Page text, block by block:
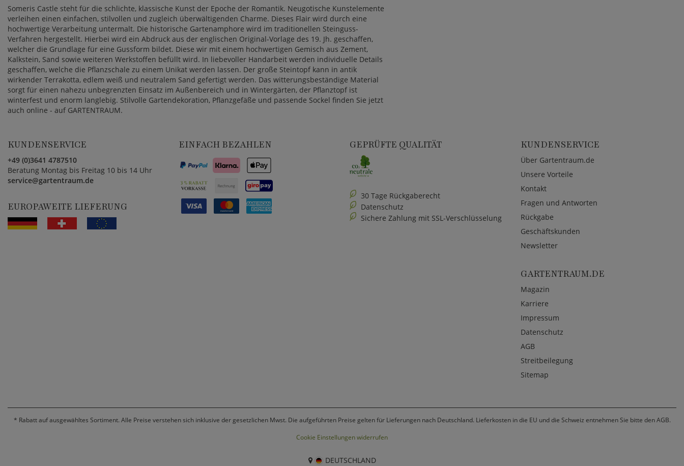
Someris Castle steht für die schlichte, klassische Kunst der Epoche der Romantik. Neugotische Kunstelemente
verleihen einen einfachen, stilvollen und zugleich überwältigenden Charme. Dieses Flair wird durch eine
hochwertige Verarbeitung untermalt. Die historische Gartenamphore wird im traditionellen Steinguss-
Verfahren hergestellt. Hierbei wird ein Abdruck aus der englischen Original-Vorlage des 19. Jh. geschaffen,
welcher die Grundlage für eine Gussform bildet. Diese wir mit einem hochwertigen Gemisch aus Zement,
Kalkstein, Sand sowie weiteren Werkstoffen befüllt wird. In liebevoller Handarbeit werden individuelle Details
geschaffen, welche die Pflanzschale zu einem Unikat werden lassen. Der große Steintopf kann in antik
wirkender Terrakotta, edlem weiß und neutralem Sand gefertigt werden. Das witterungsbeständige Material
sorgt für einen nahezu unbegrenzten Einsatz im Außenbereich und in Wintergärten, der Pflanztopf ist
winterfest und enorm langlebig. Stilvolle Gartendekoration, Pflanzgefäße und passende Sockel finden Sie jetzt
auch online - auf GARTENTRAUM.
KUNDENSERVICE
+49 (0)3641 4787510
Beratung Montag bis Freitag 10 bis 14 Uhr
service@gartentraum.de
EUROPAWEITE LIEFERUNG
EINFACH BEZAHLEN GEPRÜFTE QUALITÄT
30 Tage Rückgaberecht
Datenschutz
Sichere Zahlung mit SSL-Verschlüsselung
KUNDENSERVICE
Über Gartentraum.de
Unsere Vorteile
Kontakt
Fragen und Antworten
Rückgabe
Geschäftskunden
Newsletter
GARTENTRAUM.DE
Magazin
Karriere
Impressum
Datenschutz
AGB
Streitbeilegung
Sitemap
* Rabatt auf ausgewähltes Sortiment. Alle Preise verstehen sich inklusive der gesetzlichen Mwst. Die aufgeführten Preise gelten für Lieferungen nach Deutschland. Lieferkosten in die EU und die Schweiz entnehmen Sie bitte den AGB.
Cookie Einstellungen widerrufen
DEUTSCHLAND